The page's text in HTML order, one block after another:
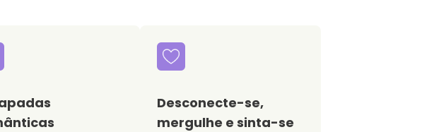
Desconecte-se,
mergulhe e sinta-se